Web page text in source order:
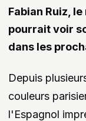
Fabian Ruiz,
pourrait voir
dans les
Depuis
couleurs
l'Espagnol